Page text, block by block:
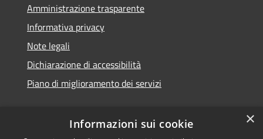
Amministrazione trasparente
Informativa privacy
Note legali
Dichiarazione di accessibilità
Piano di miglioramento dei servizi
×
Informazioni sui cookie